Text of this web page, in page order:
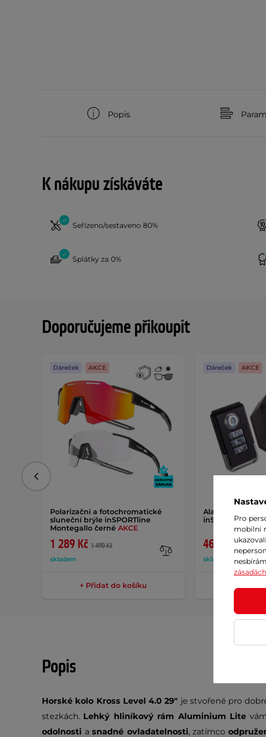
Popis
K nákupu získáváte
Seřízeno/sestaveno 80%
Splátky za 0%
Doporučujeme přikoupit
Polarizační a fotochromatické
sluneční brýle inSPORTline
Montegallo černé AKCE
1 289 Kč 1 490 Kč
skladem
Dáreček AKCE
+ Přidat do košíku
Alarm se zadním
inSPORTline
469 Kč
skladem
Dáreček AKCE
Předchozí
Popis
Horské kolo Kross Level 4.0 29" je stvořené pro
stezkách. Lehký hliníkový rám Aluminium Lite
odolnosti a snadné ovladatelnosti, zatímco
Pro
mobilní